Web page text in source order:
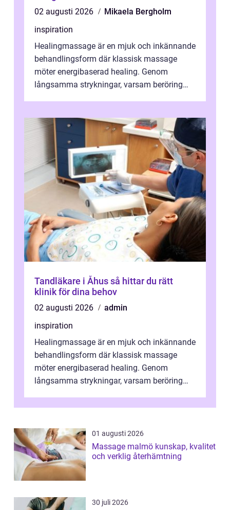
02 augusti 2026
Mikaela Bergholm
inspiration
Healingmassage är en mjuk och inkännande
behandlingsform där klassisk massage
möter energibaserad healing. Genom
långsamma strykningar, varsam beröring
Tandläkare i Åhus så hittar du rätt
klinik för dina behov
02 augusti 2026
admin
inspiration
Healingmassage är en mjuk och inkännande
behandlingsform där klassisk massage
möter energibaserad healing. Genom
långsamma strykningar, varsam beröring
nervsys...
01 augusti 2026
Massage malmö kunskap, kvalitet
och verklig återhämtning
30 juli 2026